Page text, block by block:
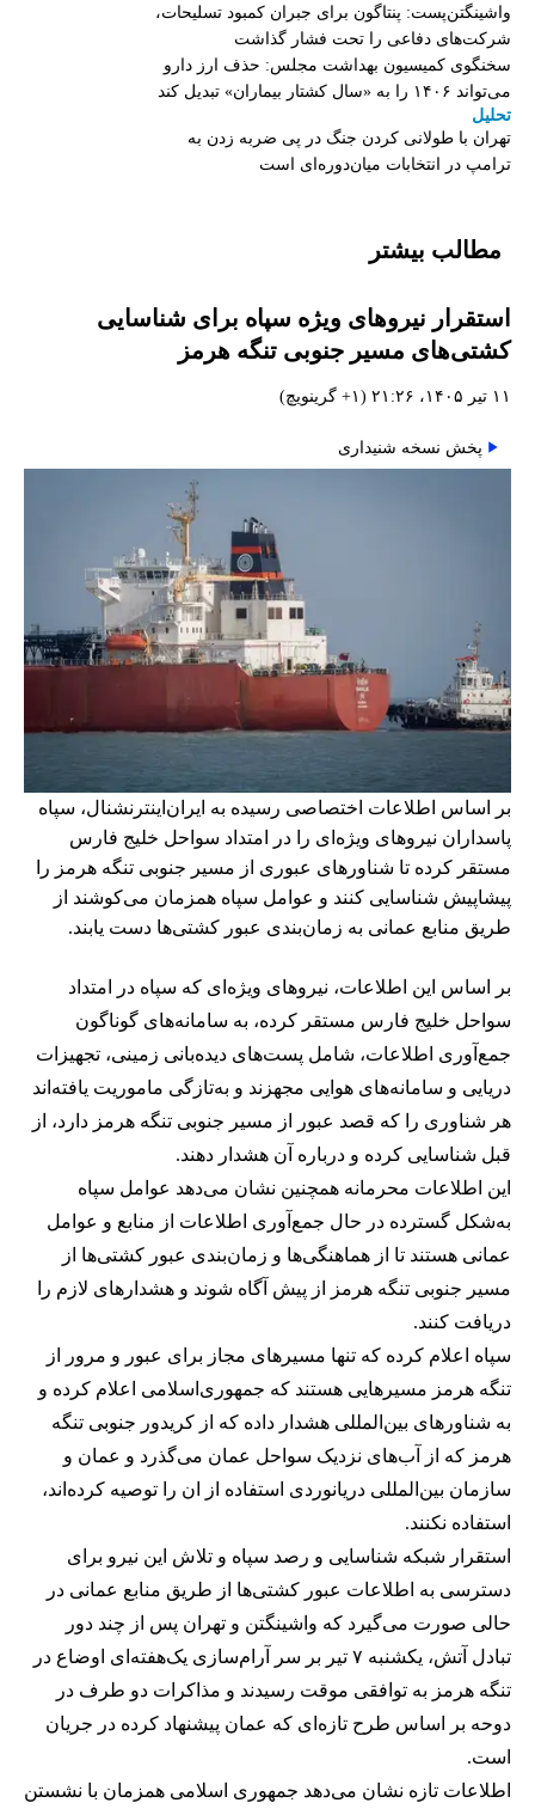
واشینگتن‌پست: پنتاگون برای جبران کمبود تسلیحات،
شرکت‌های دفاعی را تحت فشار گذاشت
سخنگوی کمیسیون بهداشت مجلس: حذف ارز دارو
می‌تواند ۱۴۰۶ را به «سال کشتار بیماران» تبدیل کند
تحلیل
تهران با طولانی کردن جنگ در پی ضربه زدن به
ترامپ در انتخابات میان‌دوره‌ای است
مطالب بیشتر
استقرار نیروهای ویژه سپاه برای شناسایی
کشتی‌های مسیر جنوبی تنگه هرمز
۱۱ تیر ۱۴۰۵، ۲۱:۲۶ (‎+۱ گرینویچ)
پخش نسخه شنیداری
بر اساس اطلاعات اختصاصی رسیده به ایران‌اینترنشنال، سپاه
پاسداران نیروهای ویژه‌ای را در امتداد سواحل خلیج فارس
مستقر کرده تا شناورهای عبوری از مسیر جنوبی تنگه هرمز را
پیشاپیش شناسایی کنند و عوامل سپاه همزمان می‌کوشند از
طریق منابع عمانی به زمان‌بندی عبور کشتی‌ها دست یابند.
بر اساس این اطلاعات، نیروهای ویژه‌ای که سپاه در امتداد
سواحل خلیج فارس مستقر کرده، به سامانه‌های گوناگون
جمع‌آوری اطلاعات، شامل پست‌های دیده‌بانی زمینی، تجهیزات
دریایی و سامانه‌های هوایی مجهزند و به‌تازگی ماموریت یافته‌اند
هر شناوری را که قصد عبور از مسیر جنوبی تنگه هرمز دارد، از
قبل شناسایی کرده و درباره آن هشدار دهند.
این اطلاعات محرمانه همچنین نشان می‌دهد عوامل سپاه
به‌شکل گسترده در حال جمع‌آوری اطلاعات از منابع و عوامل
عمانی هستند تا از هماهنگی‌ها و زمان‌بندی عبور کشتی‌ها از
مسیر جنوبی تنگه هرمز از پیش آگاه شوند و هشدارهای لازم را
دریافت کنند.
سپاه اعلام کرده که تنها مسیرهای مجاز برای عبور و مرور از
تنگه هرمز مسیرهایی هستند که جمهوری‌اسلامی اعلام کرده و
به شناورهای بین‌المللی هشدار داده که از کریدور جنوبی تنگه
هرمز که از آب‌های نزدیک سواحل عمان می‌گذرد و عمان و
سازمان بین‌المللی دریانوردی استفاده از ان را توصیه کرده‌اند،
استفاده نکنند.
استقرار شبکه شناسایی و رصد سپاه و تلاش این نیرو برای
دسترسی به اطلاعات عبور کشتی‌ها از طریق منابع عمانی در
حالی صورت می‌گیرد که واشینگتن و تهران پس از چند دور
تبادل آتش، یکشنبه ۷ تیر بر سر آرام‌سازی یک‌هفته‌ای اوضاع در
تنگه هرمز به توافقی موقت رسیدند و مذاکرات دو طرف در
دوحه بر اساس طرح تازه‌ای که عمان پیشنهاد کرده در جریان
است.
اطلاعات تازه نشان می‌دهد جمهوری اسلامی همزمان با نشستن